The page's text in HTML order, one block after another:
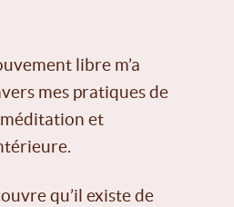
libre m’a
mes pratiques de
et
qu’il existe de